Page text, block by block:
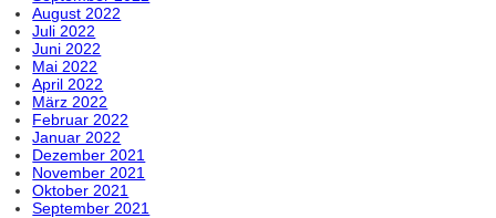
August 2022
Juli 2022
Juni 2022
Mai 2022
April 2022
März 2022
Februar 2022
Januar 2022
Dezember 2021
November 2021
Oktober 2021
September 2021